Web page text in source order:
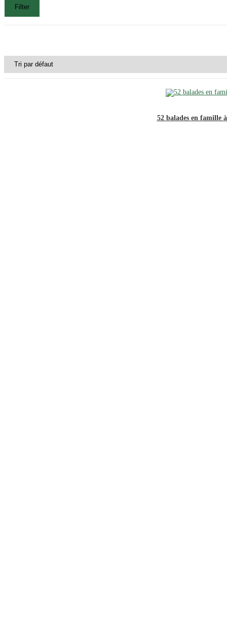
Filter
52 balades en famille